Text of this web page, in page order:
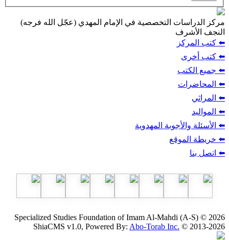
مركز الدراسات التخصصية في الإمام المهدي (عجّل الله فرجه)
النجف الأشرف
⬅️ كتب المركز
⬅️ كتب أخرى
⬅️ جميع الكتب
⬅️ المحاضرات
⬅️ المراثي
⬅️ المواليد
⬅️ الأسئلة والأجوبة المهدوية
⬅️ خريطة الموقع
⬅️ اتصل بنا
Specialized Studies Foundation of Imam Al-Mahdi (A-S) © 2026
ShiaCMS v1.0, Powered By: Abo-Torab Inc. © 2013-2026